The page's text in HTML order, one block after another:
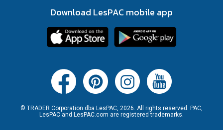
Download LesPAC mobile app
© TRADER Corporation dba LesPAC, 2026. All rights reserved. PAC,
LesPAC and LesPAC.com are registered trademarks.